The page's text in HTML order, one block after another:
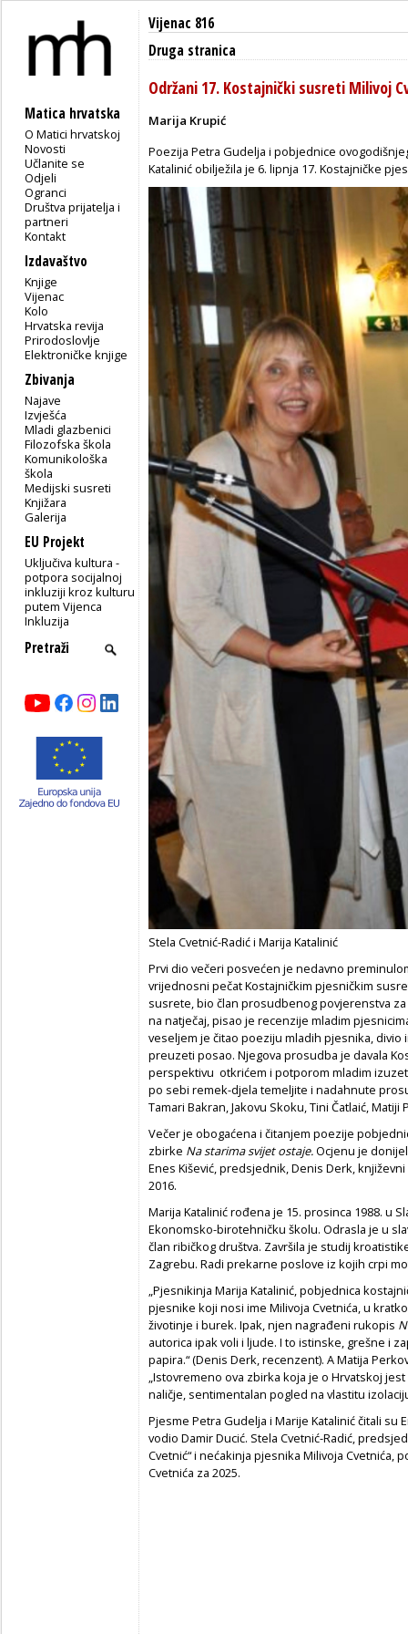
Matica hrvatska
O Matici hrvatskoj
Novosti
Učlanite se
Odjeli
Ogranci
Društva prijatelja i
partneri
Kontakt
Izdavaštvo
Knjige
Vijenac
Kolo
Hrvatska revija
Prirodoslovlje
Elektroničke knjige
Zbivanja
Najave
Izvješća
Mladi glazbenici
Filozofska škola
Komunikološka
škola
Medijski susreti
Knjižara
Galerija
EU Projekt
Uključiva kultura -
potpora socijalnoj
inkluziji kroz kulturu
putem Vijenca
Inkluzija
Vijenac 816
Druga stranica
Održani 17. Kostajnički susreti Milivoj
Marija Krupić
Poezija Petra Gudelja i pobjednice
Katalinić obilježila je 6. lipnja 17. Kostajničke
Stela Cvetnić-Radić i Marija Katalinić
Prvi dio večeri posvećen je nedavno
vrijednosni pečat Kostajničkim pjesničkim
susrete, bio član prosudbenog povjerenstva
na natječaj, pisao je recenzije mladim
veseljem je čitao poeziju mladih pjesnika,
preuzeti posao. Njegova prosudba je davala
perspektivu otkrićem i potporom mladim
po sebi remek-djela temeljite i nadahnute
Tamari Bakran, Jakovu Skoku, Tini Čatlaić,
Večer je obogaćena i čitanjem poezije
zbirke Na starima svijet ostaje.Ocjenu je
Enes Kišević, predsjednik, Denis Derk,
2016.
Marija Katalinić rođena je 15. prosinca 1988. u
Ekonomsko-birotehničku školu. Odrasla je u
član ribičkog društva. Završila je studij
Zagrebu. Radi prekarne poslove iz kojih crpi
„Pjesnikinja Marija Katalinić, pobjednica
pjesnike koji nosi ime Milivoja Cvetnića, u
životinje i burek. Ipak, njen nagrađeni rukopis
autorica ipak voli i ljude. I to istinske, grešne i
papira.“ (Denis Derk, recenzent). A Matija
„Istovremeno ova zbirka koja je o Hrvatskoj
naličje, sentimentalan pogled na vlastitu
Pjesme Petra Gudelja i Marije Katalinić čitali su
vodio Damir Ducić. Stela Cvetnić-Radić,
Cvetnić“ i nećakinja pjesnika Milivoja Cvetnića,
Cvetnića za 2025.